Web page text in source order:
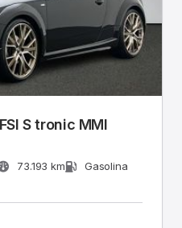
S tronic MMI
73.193 km
Gasolina